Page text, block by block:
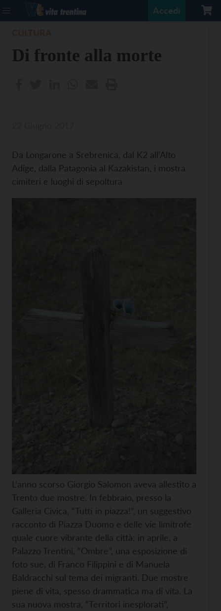
Accedi
Di fronte alla morte
Da Longarone a Srebrenica, dal K2 all'Alto
Adige, dalla Patagonia al Kazakistan, i mostra
cimiteri e luoghi di sepoltura
L’anno scorso Giorgio Salomon aveva allestito a
Trento due mostre. In febbraio, presso la
Galleria Civica, “Tutti in piazza!”, un suggestivo
racconto di Piazza Duomo e delle vie limitrofe
quale cuore vibrante della città; in aprile, a
Palazzo Trentini, “Ombre”, una esposizione di
foto sue, di Franco Filippini e di Manuela
Baldracchi sul tema dei migranti. Due mostre
piene di vita, spesso drammatica ma di vita. La
sua nuova mostra, “Territori inesplorati”,